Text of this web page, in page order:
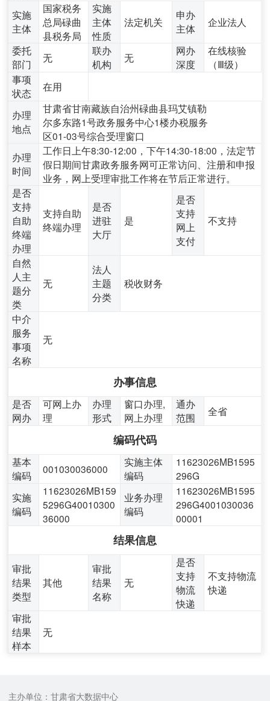
实施
主体
国家税务
总局碌曲
县税务局
实施
主体
性质
法定机关
申办
主体
企业法人
委托
部门
无
联办
机构
无
网办
深度
在线核验
（Ⅲ级）
事项
状态
在用
办理
地点
甘肃省甘南藏族自治州碌曲县玛艾镇勒
尔多东路1号政务服务中心1楼办税服务
区01-03号综合受理窗口
办理
时间
工作日上午8:30-12:00，下午14:30-18:00，法定节
假日期间甘肃政务服务网可正常访问、注册和申报
业务，网上受理审批工作将在节后正常进行。
是否
支持
自助
终端
办理
支持自助
终端办理
是否
进驻
大厅
是
是否
支持
网上
支付
不支持
自然
人主
题分
类
无
法人
主题
分类
税收财务
中介
服务
事项
名称
无
办事信息
是否
网办
可网上办
理
办理
形式
窗口办理,
网上办理
通办
范围
全省
编码代码
基本
编码
001030036000
实施主体
编码
11623026MB1595
296G
实施
编码
11623026MB159
5296G40010300
36000
业务办理
编码
11623026MB1595
296G4001030036
00001
结果信息
审批
结果
类型
其他
审批
结果
名称
无
是否
支持
物流
快递
不支持物流
快递
审批
结果
样本
无
主办单位：甘肃省大数据中心